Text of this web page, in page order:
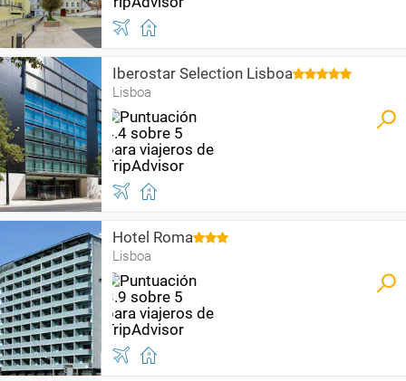
Iberostar Selection Lisboa
Lisboa
Hotel Roma
Lisboa